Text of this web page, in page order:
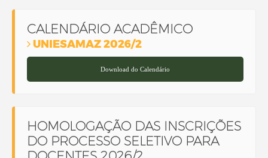
CALENDÁRIO ACADÊMICO
UNIESAMAZ 2026/2
Download do Calendário
HOMOLOGAÇÃO DAS INSCRIÇÕES
DO PROCESSO SELETIVO PARA